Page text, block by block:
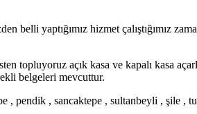
belli yaptığımız hizmet çalıştığımız
topluyoruz açık kasa ve kapalı kasa
belgeleri mevcuttur.
, pendik , sancaktepe , sultanbeyli , şile ,